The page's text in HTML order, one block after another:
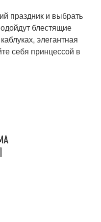
праздник и выбрать
блестящие
элегантная
себя принцессой в